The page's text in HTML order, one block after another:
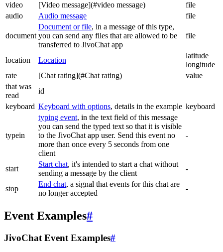
video
[Video message](#video message)
file
audio
Audio message file
document
Document or file, in a message of this type,
you can send any files that are allowed to be
transferred to JivoChat app
file
location Location
latitude
longitude
rate
[Chat rating](#Chat rating)
value
that was
read
id
keyboard Keyboard with options, details in the example keyboard
typein
typing event, in the text field of this message
you can send the typed text so that it is visible
to the JivoChat app user. Send this event no
more than once every 5 seconds from one
client
-
start
Start chat, it's intended to start a chat without
sending a message by the client
-
stop
End chat, a signal that events for this chat are
no longer accepted
-
Event Examples#
JivoChat Event Examples#